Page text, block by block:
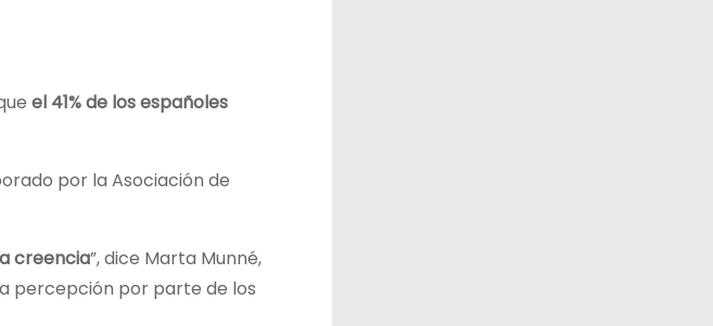
el 41% de los españoles
por la Asociación de
creencia”, dice Marta Munné,
percepción por parte de los